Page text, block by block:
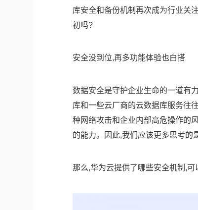
库安全和备份机制再次成为行业关
初吗?
安全没到位,再多功能体验也白搭
数据安全是守护企业生命的一道有
库和一些云厂商的云数据库服务往
种网络攻击和企业内部高危操作的
的能力。因此,我们应该更多思考的
那么,华为云提供了哪些安全机制,